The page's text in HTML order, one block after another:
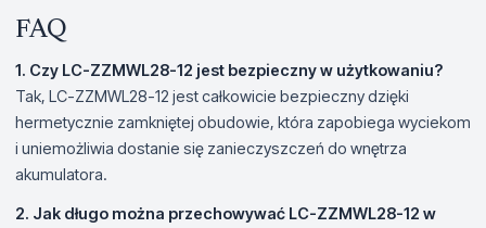
FAQ
1. Czy LC-ZZMWL28-12 jest bezpieczny w użytkowaniu?
Tak, LC-ZZMWL28-12 jest całkowicie bezpieczny dzięki
hermetycznie zamkniętej obudowie, która zapobiega wyciekom
i uniemożliwia dostanie się zanieczyszczeń do wnętrza
akumulatora.
2. Jak długo można przechowywać LC-ZZMWL28-12 w